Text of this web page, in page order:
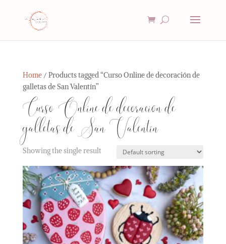
Home/ Products tagged “Curso Online de decoración de
galletas de San Valentín”
Curso Online de decoración de
galletas de San Valentín
Showing the single result